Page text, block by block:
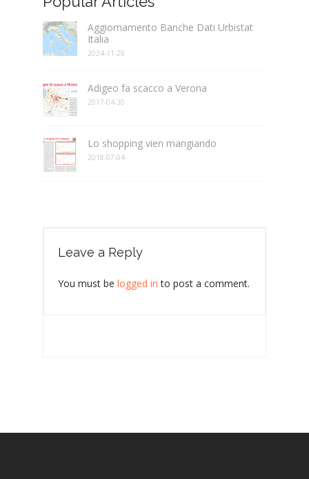
Aggiornamento Banche Dati Urbistat
Italia
2024-11-28
Adigeo fa scacco a Verona
2017-04-30
Lo shopping vien mangiando
2018-07-04
Leave a Reply
You must be logged in to post a comment.